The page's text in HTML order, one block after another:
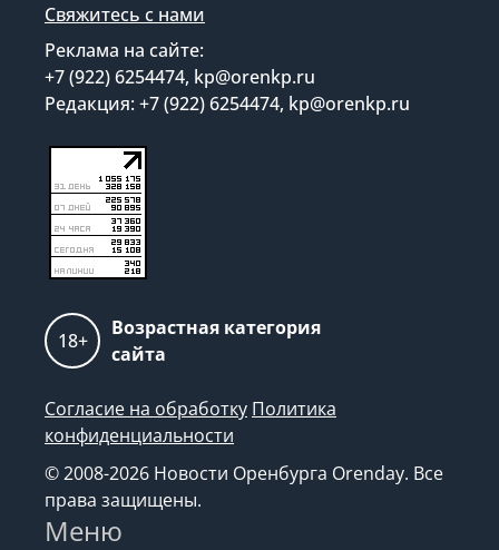
Свяжитесь с нами
Реклама на сайте:
+7 (922) 6254474, kp@orenkp.ru
Редакция: +7 (922) 6254474, kp@orenkp.ru
18+
Возрастная категория
сайта
Согласие на обработку Политика
конфиденциальности
© 2008-2026 Новости Оренбурга Orenday. Все
права защищены.
Меню